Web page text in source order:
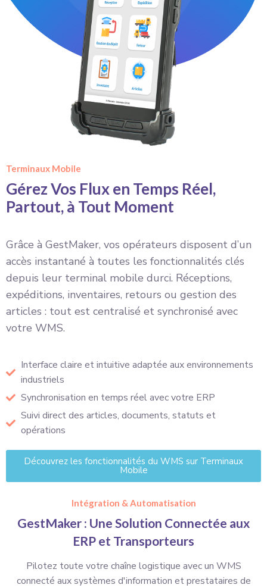
Terminaux Mobile
Gérez Vos Flux en Temps Réel,
Partout, à Tout Moment
Grâce à GestMaker, vos opérateurs disposent d’un
accès instantané à toutes les fonctionnalités clés
depuis leur terminal mobile durci. Réceptions,
expéditions, inventaires, retours ou gestion des
articles : tout est centralisé et synchronisé avec
votre WMS.
Interface claire et intuitive adaptée aux environnements
industriels
Synchronisation en temps réel avec votre ERP
Suivi direct des articles, documents, statuts et
opérations
Découvrez les fonctionnalités du WMS sur Terminaux
Mobile
Intégration & Automatisation
GestMaker : Une Solution Connectée aux
ERP et Transporteurs
Pilotez toute votre chaîne logistique avec un WMS
connecté aux systèmes d'information et prestataires de